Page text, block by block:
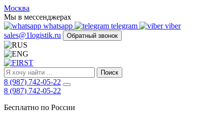
FIRST
Адрес
и
телефон:
Москва,
Алтуфьевское
ш.
д.
48,
корпус
2,
офис
Москва
Мы в мессенджерах
whatsapp
telegram
viber
sales@1logistik.ru
Обратный звонок
Поиск
8 (987) 742-05-22
8 (987) 742-05-22
Бесплатно по России